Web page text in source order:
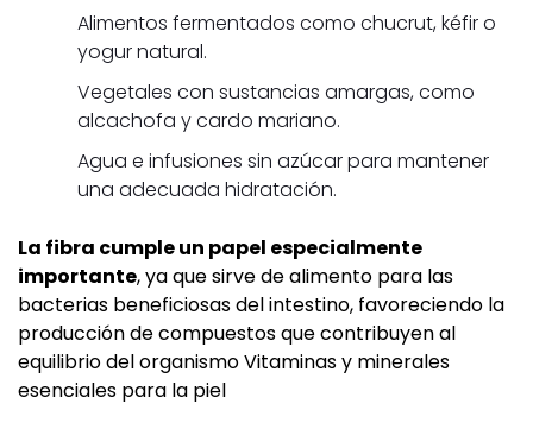
Alimentos fermentados como chucrut, kéfir o
yogur natural.
Vegetales con sustancias amargas, como
alcachofa y cardo mariano.
Agua e infusiones sin azúcar para mantener
una adecuada hidratación.
La fibra cumple un papel especialmente
importante, ya que sirve de alimento para las
bacterias beneficiosas del intestino, favoreciendo la
producción de compuestos que contribuyen al
equilibrio del organismo Vitaminas y minerales
esenciales para la piel